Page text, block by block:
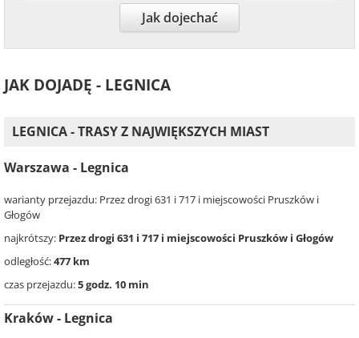
Jak dojechać
JAK DOJADĘ - LEGNICA
LEGNICA - TRASY Z NAJWIĘKSZYCH MIAST
Warszawa - Legnica
warianty przejazdu: Przez drogi 631 i 717 i miejscowości Pruszków i
Głogów
najkrótszy: Przez drogi 631 i 717 i miejscowości Pruszków i Głogów
odległość:477 km
czas przejazdu:5 godz. 10 min
Kraków - Legnica